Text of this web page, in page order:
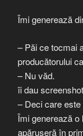
Îmi generează
– Păi ce tocmai
producătorului
– Nu văd.
îi dau
– Deci care
Îmi generează o
apăruseră în